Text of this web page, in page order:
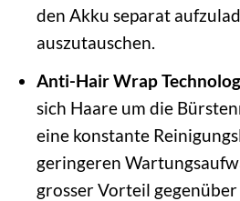
den Akku separat
auszutauschen.
Anti-Hair Wrap
sich Haare um die
eine konstante
geringeren
grosser Vorteil gegenüber